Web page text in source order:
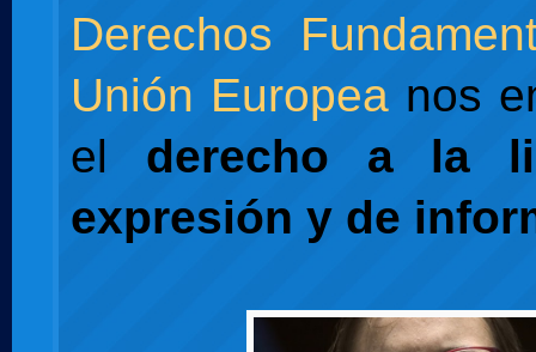
Derechos
Unión Europeanos
el derecho a la
expresión y de